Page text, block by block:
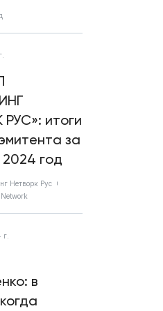
итоги
за
год
Нетворк Рус
в